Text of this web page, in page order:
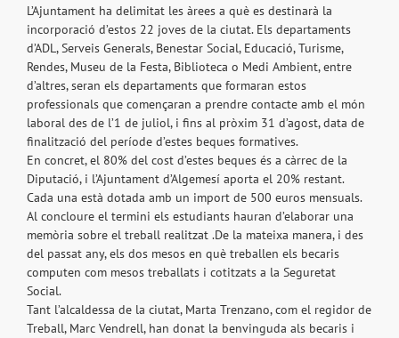
L’Ajuntament ha delimitat les àrees a què es destinarà la
incorporació d’estos 22 joves de la ciutat. Els departaments
d’ADL, Serveis Generals, Benestar Social, Educació, Turisme,
Rendes, Museu de la Festa, Biblioteca o Medi Ambient, entre
d’altres, seran els departaments que formaran estos
professionals que començaran a prendre contacte amb el món
laboral des de l’1 de juliol, i fins al pròxim 31 d’agost, data de
finalització del període d’estes beques formatives.
En concret, el 80% del cost d’estes beques és a càrrec de la
Diputació, i l’Ajuntament d’Algemesí aporta el 20% restant.
Cada una està dotada amb un import de 500 euros mensuals.
Al concloure el termini els estudiants hauran d’elaborar una
memòria sobre el treball realitzat .De la mateixa manera, i des
del passat any, els dos mesos en què treballen els becaris
computen com mesos treballats i cotitzats a la Seguretat
Social.
Tant l’alcaldessa de la ciutat, Marta Trenzano, com el regidor de
Treball, Marc Vendrell, han donat la benvinguda als becaris i